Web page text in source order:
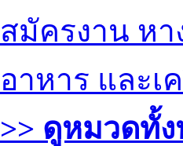
สมัครงาน หา
อาหาร และเ
>> ดูหมวดทั้